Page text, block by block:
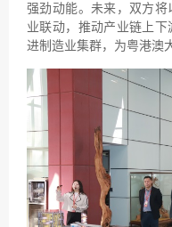
强劲动能。未来，双方
业联动，推动产业链上
进制造业集群，为粤港澳